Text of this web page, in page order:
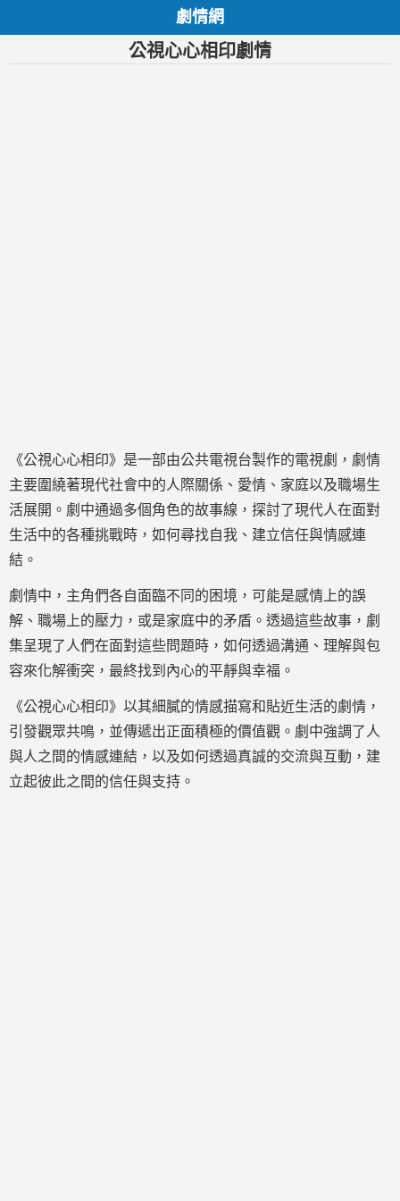
劇情網
公視心心相印劇情
《公視心心相印》是一部由公共電視台製作的電視劇，劇情
主要圍繞著現代社會中的人際關係、愛情、家庭以及職場生
活展開。劇中通過多個角色的故事線，探討了現代人在面對
生活中的各種挑戰時，如何尋找自我、建立信任與情感連
結。
劇情中，主角們各自面臨不同的困境，可能是感情上的誤
解、職場上的壓力，或是家庭中的矛盾。透過這些故事，劇
集呈現了人們在面對這些問題時，如何透過溝通、理解與包
容來化解衝突，最終找到內心的平靜與幸福。
《公視心心相印》以其細膩的情感描寫和貼近生活的劇情，
引發觀眾共鳴，並傳遞出正面積極的價值觀。劇中強調了人
與人之間的情感連結，以及如何透過真誠的交流與互動，建
立起彼此之間的信任與支持。